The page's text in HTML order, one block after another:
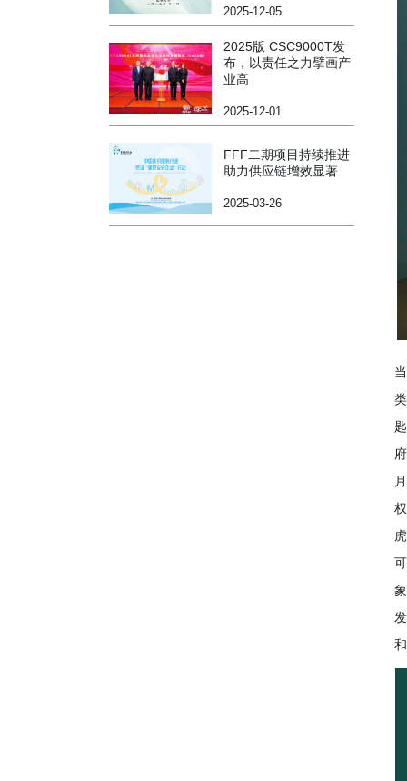
2025-12-05
2025版 CSC9000T发
布，以责任之力擘画产
业高
2025-12-01
FFF二期项目持续推进
助力供应链增效显著
2025-03-26